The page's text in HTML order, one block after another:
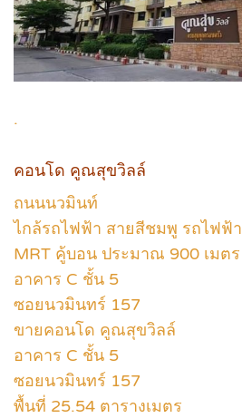
.
คอนโด คูณสุขวิลล์
ถนนนวมินท์
ไกล้รถไฟฟ้า สายสีชมพู รถไฟฟ้า
MRT คู้บอน ประมาณ 900 เมตร
อาคาร C ชั้น 5
ซอยนวมินทร์ 157
ขายคอนโด คูณสุขวิลล์
อาคาร C ชั้น 5
ซอยนวมินทร์ 157
พื้นที่ 25.54 ตารางเมตร